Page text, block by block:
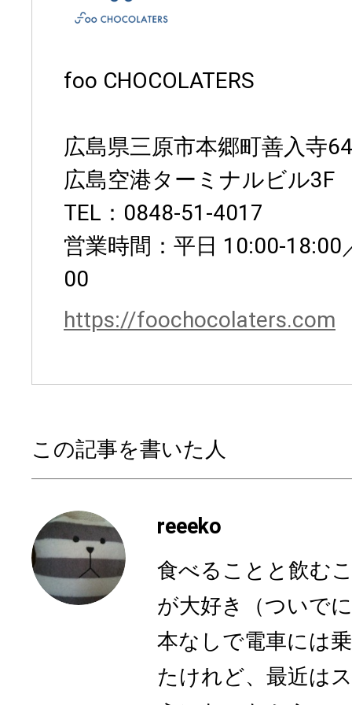
foo CHOCOLATERS
広島県三原市本郷町善入寺
広島空港ターミナルビル3F
TEL：0848-51-4017
営業時間：平日 10:00-18:00
00
https://foochocolaters.com
この記事を書いた人
reeeko
食べることと飲む
が大好き（ついで
本なしで電車には
たけれど、最近は